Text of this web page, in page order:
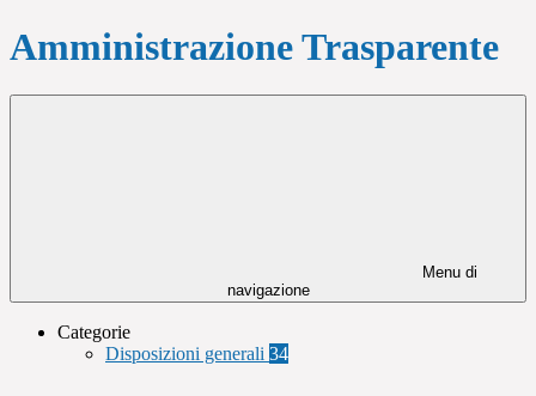
Amministrazione Trasparente
Menu di
navigazione
Categorie
Disposizioni generali 34